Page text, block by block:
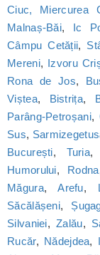
Ciuc, Miercurea
Malnaș-Băi, Ic
Câmpu Cetății,
Mereni, Izvoru
Rona de Jos,
Viștea, Bistrița,
Parâng-Petroșani,
Sus,
București, Turia,
Humorului, Rodna
Măgura,Arefu,
Săcălășeni,
Silvaniei,Zalău,
Rucăr, Nădejdea,